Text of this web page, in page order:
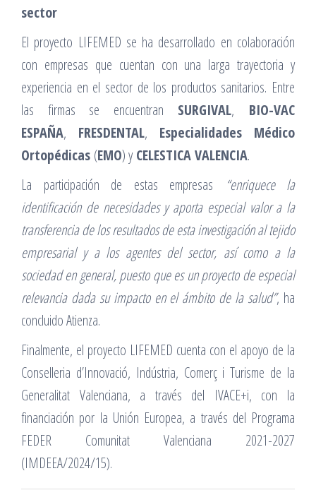
sector
El proyecto LIFEMED se ha desarrollado en colaboración
con empresas que cuentan con una larga trayectoria y
experiencia en el sector de los productos sanitarios. Entre
las firmas se encuentran SURGIVAL, BIO-VAC
ESPAÑA, FRESDENTAL, Especialidades Médico
Ortopédicas (EMO) yCELESTICA VALENCIA.
La participación de estas empresas
“enriquece la
identificación de necesidades y aporta especial valor a la
transferencia de los resultados de esta investigación al tejido
empresarial y a los agentes del sector, así como a la
sociedad en general, puesto que es un proyecto de especial
relevancia dada su impacto en el ámbito de la salud”, ha
concluido Atienza.
Finalmente, el proyecto LIFEMED cuenta con el apoyo de la
Conselleria d’Innovació, Indústria, Comerç i Turisme de la
Generalitat Valenciana, a través del IVACE+i, con la
financiación por la Unión Europea, a través del Programa
FEDER Comunitat Valenciana 2021-2027
(IMDEEA/2024/15).